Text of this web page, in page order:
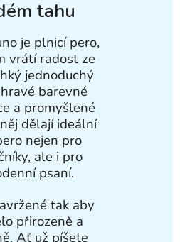
tahu
je plnicí pero,
vrátí radost ze
jednoduchý
barevné
a promyšlené
dělají ideální
nejen pro
ale i pro
psaní.
tak aby
přirozeně a
Ať už píšete